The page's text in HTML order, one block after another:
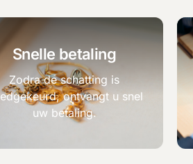
Snelle betaling
Zodra de schatting is
ontvangt u snel
uw betaling.